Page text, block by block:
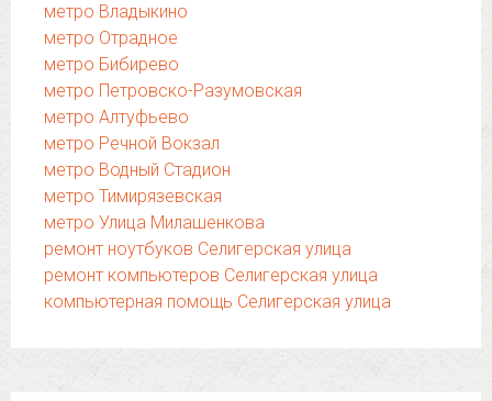
метро Владыкино
метро Отрадное
метро Бибирево
метро Петровско-Разумовская
метро Алтуфьево
метро Речной Вокзал
метро Водный Стадион
метро Тимирязевская
метро Улица Милашенкова
ремонт ноутбуков Селигерская улица
ремонт компьютеров Селигерская улица
компьютерная помощь Селигерская улица